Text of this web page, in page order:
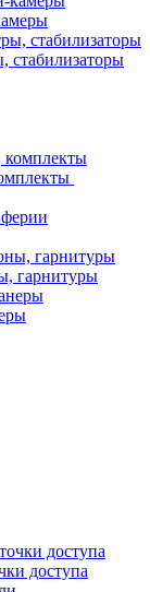
стабилизаторы
гарнитуры
доступа